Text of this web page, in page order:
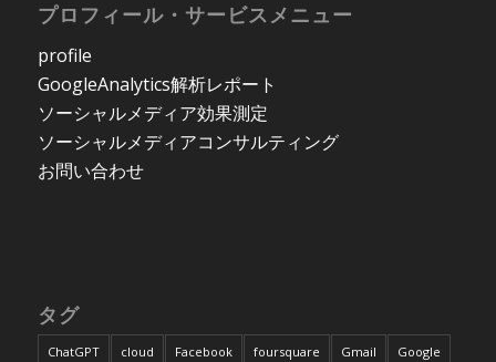
プロフィール・サービスメニュー
profile
GoogleAnalytics解析レポート
ソーシャルメディア効果測定
ソーシャルメディアコンサルティング
お問い合わせ
タグ
ChatGPT cloud Facebook foursquare Gmail Google